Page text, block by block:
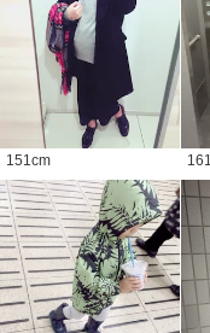
151 cm 161